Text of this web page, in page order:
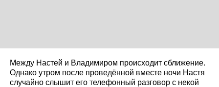
Между Настей и Владимиром происходит сближение.
Однако утром после проведённой вместе ночи Настя
случайно слышит его телефонный разговор с некой